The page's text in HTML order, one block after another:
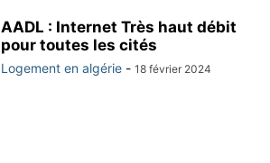
AADL : Internet Très haut débit
pour toutes les cités
Logement en algérie - 18 février 2024